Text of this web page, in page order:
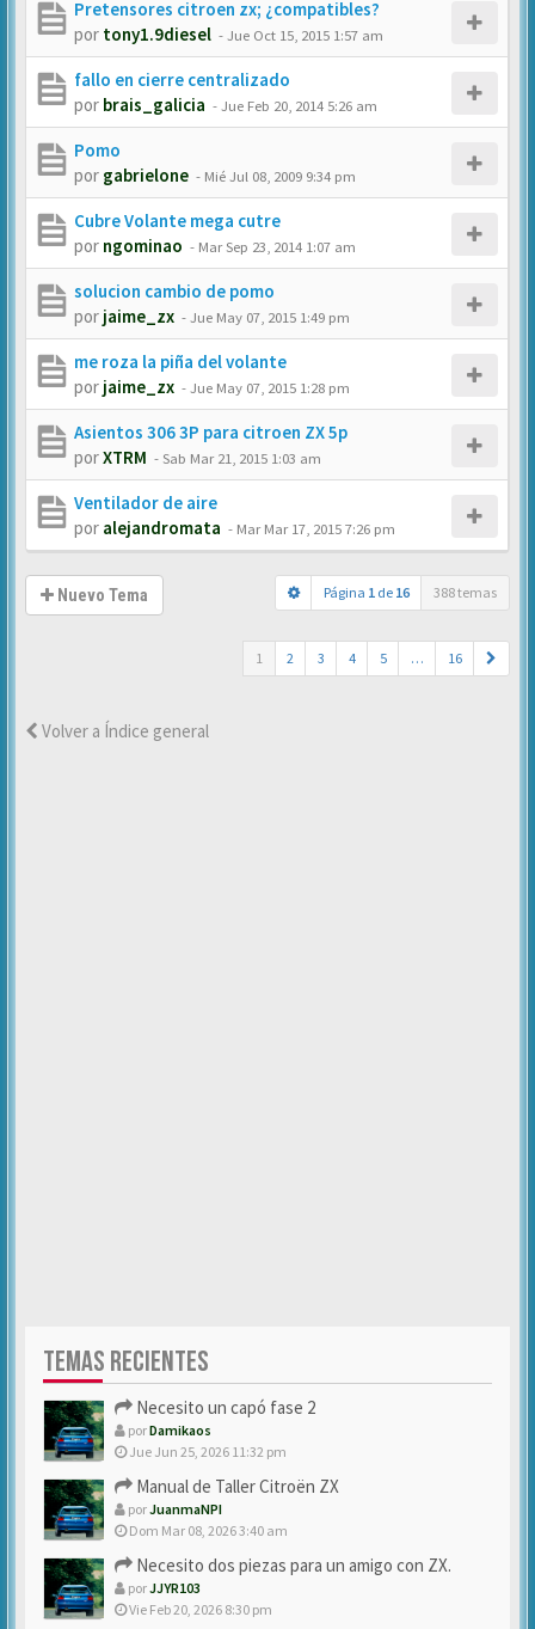
Pretensores citroen zx; ¿compatibles?
por tony1.9diesel -Jue Oct 15, 2015 1:57 am
fallo en cierre centralizado
por brais_galicia -Jue Feb 20, 2014 5:26 am
Pomo
por gabrielone - Mié Jul 08, 2009 9:34 pm
Cubre Volante mega cutre
por ngominao - Mar Sep 23, 2014 1:07 am
solucion cambio de pomo
por jaime_zx -Jue May 07, 2015 1:49 pm
me roza la piña del volante
por jaime_zx -Jue May 07, 2015 1:28 pm
Asientos 306 3P para citroen ZX 5p
porXTRM -Sab Mar 21, 2015 1:03 am
Ventilador de aire
por alejandromata - Mar Mar 17, 2015 7:26 pm
Nuevo Tema Página 1 de 16 388 temas
1 2 3 4 5 … 16
Volver a Índice general
TEMAS RECIENTES
Necesito un capó fase 2
porDamikaos
Jue Jun 25, 2026 11:32 pm
Manual de Taller Citroën ZX
porJuanmaNPI
Dom Mar 08, 2026 3:40 am
Necesito dos piezas para un amigo con ZX.
porJJYR103
Vie Feb 20, 2026 8:30 pm